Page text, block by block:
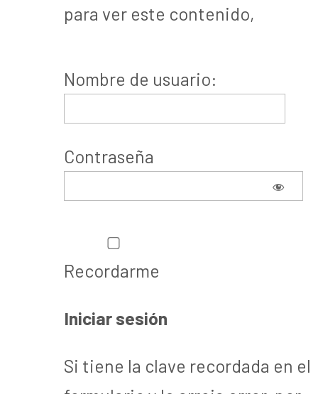
para ver este contenido,
Nombre de usuario:
Contraseña
Recordarme
Si tiene la clave recordada en el